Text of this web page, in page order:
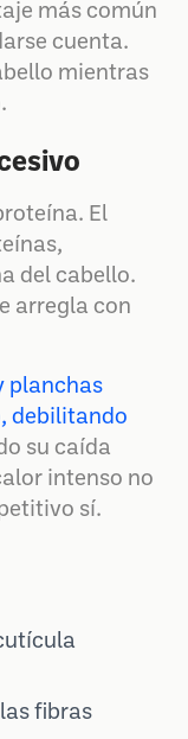
más común
cuenta.
mientras
El
del cabello.
arregla con
planchas
debilitando
su caída
intenso no
sí.
fibras